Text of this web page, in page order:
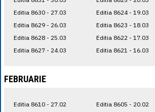
Editia 8630 - 27.03
Editia 8629 - 26.03
Editia 8628 - 25.03
Editia 8627 - 24.03
Editia 8624 - 19.03
Editia 8623 - 18.03
Editia 8622 - 17.03
Editia 8621 - 16.03
FEBRUARIE
Editia 8610 - 27.02
Editia 8605 - 20.02